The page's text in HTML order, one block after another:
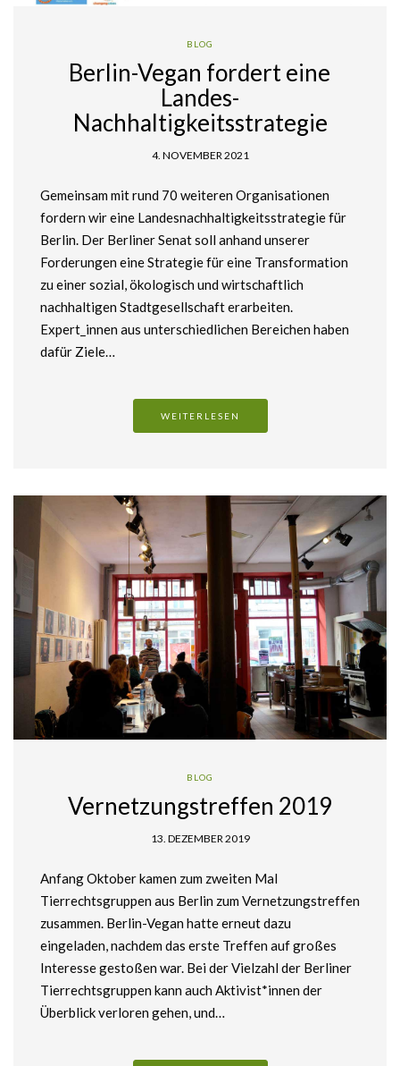
BLOG
Berlin-Vegan fordert eine
Landes-
Nachhaltigkeitsstrategie
4. NOVEMBER 2021
Gemeinsam mit rund 70 weiteren Organisationen
fordern wir eine Landesnachhaltigkeitsstrategie für
Berlin. Der Berliner Senat soll anhand unserer
Forderungen eine Strategie für eine Transformation
zu einer sozial, ökologisch und wirtschaftlich
nachhaltigen Stadtgesellschaft erarbeiten.
Expert_innen aus unterschiedlichen Bereichen haben
dafür Ziele…
WEITERLESEN
BLOG
Vernetzungstreffen 2019
13. DEZEMBER 2019
Anfang Oktober kamen zum zweiten Mal
Tierrechtsgruppen aus Berlin zum Vernetzungstreffen
zusammen. Berlin-Vegan hatte erneut dazu
eingeladen, nachdem das erste Treffen auf großes
Interesse gestoßen war. Bei der Vielzahl der Berliner
Tierrechtsgruppen kann auch Aktivist*innen der
Überblick verloren gehen, und…